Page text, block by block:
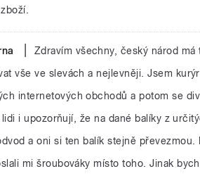
Zdravím všechny, český národ
vše ve slevách a nejlevněji. Jsem
internetových obchodů a potom se
lidi i upozorňují, že na dané balíky z
a oni si ten balík stejně převezmou.
mi šroubováky místo toho. Jinak